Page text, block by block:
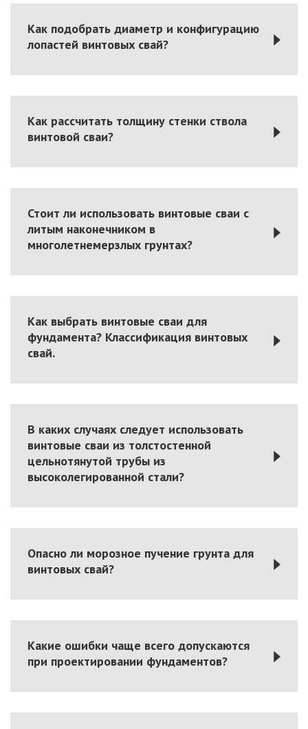
Как подобрать диаметр и конфигурацию
лопастей винтовых свай?
Как рассчитать толщину стенки ствола
винтовой сваи?
Стоит ли использовать винтовые сваи с
литым наконечником в
многолетнемерзлых грунтах?
Как выбрать винтовые сваи для
фундамента? Классификация винтовых
свай.
В каких случаях следует использовать
винтовые сваи из толстостенной
цельнотянутой трубы из
высоколегированной стали?
Опасно ли морозное пучение грунта для
винтовых свай?
Какие ошибки чаще всего допускаются
при проектировании фундаментов?